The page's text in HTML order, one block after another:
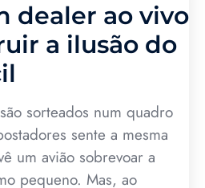
dealer ao vivo
a ilusão do
sorteados num quadro
sente a mesma
um avião sobrevoar a
pequeno. Mas, ao